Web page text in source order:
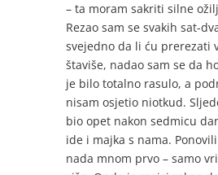
– ta moram sakriti silne
Rezao sam se svakih sat-
svejedno da li ću prerezati
štaviše, nadao sam se da
je bilo totalno rasulo, a
nisam osjetio niotkud.
bio opet nakon sedmicu
ide i majka s nama.
nada mnom prvo – samo